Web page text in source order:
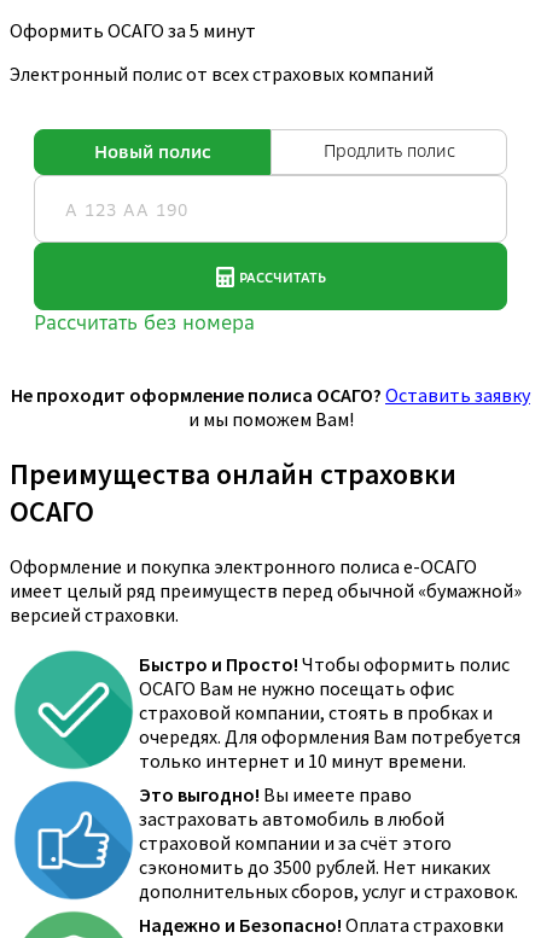
Оформить ОСАГО за 5 минут
Электронный полис от всех страховых компаний
Не проходит оформление полиса ОСАГО? Оставить заявку
и мы поможем Вам!
Преимущества онлайн страховки
ОСАГО
Оформление и покупка электронного полиса е-ОСАГО
имеет целый ряд преимуществ перед обычной «бумажной»
версией страховки.
Быстро и Просто! Чтобы оформить полис
ОСАГО Вам не нужно посещать офис
страховой компании, стоять в пробках и
очередях. Для оформления Вам потребуется
только интернет и 10 минут времени.
Это выгодно! Вы имеете право
застраховать автомобиль в любой
страховой компании и за счёт этого
сэкономить до 3500 рублей. Нет никаких
дополнительных сборов, услуг и страховок.
Надежно и Безопасно! Оплата страховки